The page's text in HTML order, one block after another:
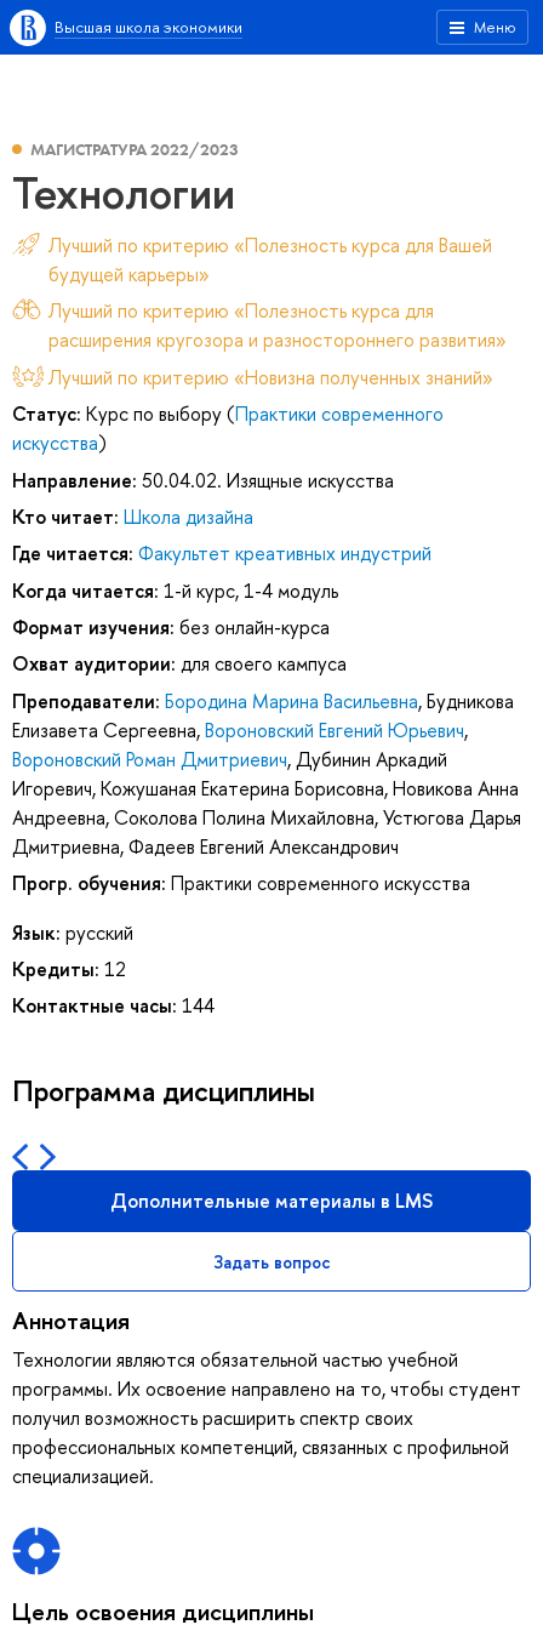
Меню
Высшая школа экономики
МАГИСТРАТУРА 2022/2023
Технологии
Лучший по критерию «Полезность курса для Вашей
будущей карьеры»
Лучший по критерию «Полезность курса для
расширения кругозора и разностороннего развития»
Лучший по критерию «Новизна полученных знаний»
Статус: Курс по выбору (Практики современного
искусства)
Направление: 50.04.02. Изящные искусства
Кто читает: Школа дизайна
Где читается: Факультет креативных индустрий
Когда читается: 1-й курс, 1-4 модуль
Формат изучения: без онлайн-курса
Охват аудитории: для своего кампуса
Преподаватели: Бородина Марина Васильевна,Будникова
Елизавета Сергеевна,Вороновский Евгений Юрьевич,
Вороновский Роман Дмитриевич,Дубинин Аркадий
Игоревич,Кожушаная Екатерина Борисовна,Новикова Анна
Андреевна,Соколова Полина Михайловна,Устюгова Дарья
Дмитриевна,Фадеев Евгений Александрович
Прогр. обучения: Практики современного искусства
Язык: русский
Кредиты: 12
Контактные часы: 144
Программа дисциплины
Дополнительные материалы в LMS
Задать вопрос
Аннотация
Технологии являются обязательной частью учебной
программы. Их освоение направлено на то, чтобы студент
получил возможность расширить спектр своих
профессиональных компетенций, связанных с профильной
специализацией.
Цель освоения дисциплины